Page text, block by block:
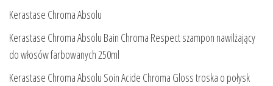
Kerastase Chroma Absolu
Kerastase Chroma Absolu Bain Chroma Respect szampon nawilżający
do włosów farbowanych 250ml
Kerastase Chroma Absolu Soin Acide Chroma Gloss troska o połysk